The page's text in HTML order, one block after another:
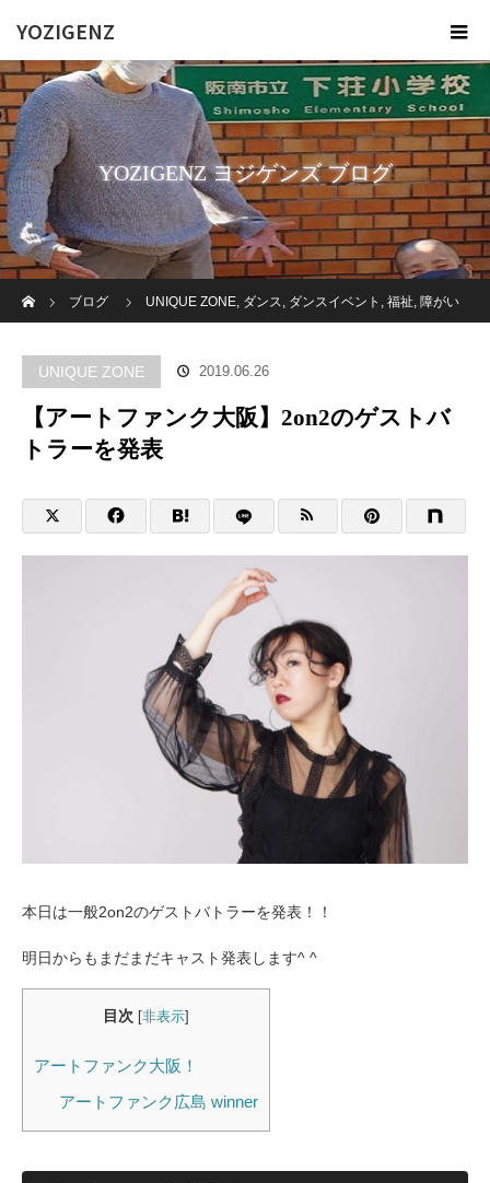
YOZIGENZ
YOZIGENZ ヨジゲンズ ブログ
ブログ
UNIQUE ZONE, ダンス, ダンスイベント , 福祉, 障がい
UNIQUE ZONE 2019.06.26
【アートファンク大阪】2on2のゲストバ
トラーを発表
本日は一般2on2のゲストバトラーを発表！！
明日からもまだまだキャスト発表します^ ^
目次 [非表示]
アートファンク大阪！
アートファンク広島 winner